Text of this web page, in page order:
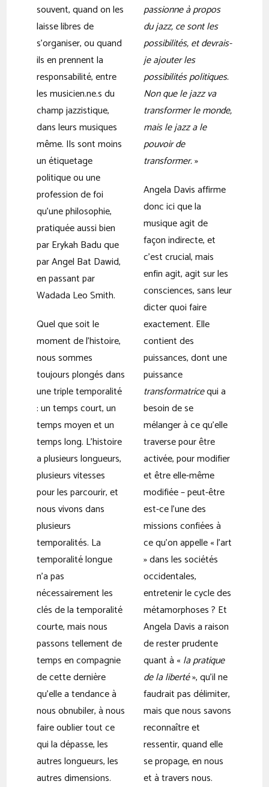
souvent, quand on les
laisse libres de
s’organiser, ou quand
ils en prennent la
responsabilité, entre
les musicien.ne.s du
champ jazzistique,
dans leurs musiques
même. Ils sont moins
un étiquetage
politique ou une
profession de foi
qu’une philosophie,
pratiquée aussi bien
par Erykah Badu que
par Angel Bat Dawid,
en passant par
Wadada Leo Smith.
Quel que soit le
moment de l’histoire,
nous sommes
toujours plongés dans
une triple temporalité
: un temps court, un
temps moyen et un
temps long. L’histoire
a plusieurs longueurs,
plusieurs vitesses
pour les parcourir, et
nous vivons dans
plusieurs
temporalités. La
temporalité longue
n’a pas
nécessairement les
clés de la temporalité
courte, mais nous
passons tellement de
temps en compagnie
de cette dernière
qu’elle a tendance à
nous obnubiler, à nous
faire oublier tout ce
qui la dépasse, les
autres longueurs, les
autres dimensions.
passionne à propos
du jazz, ce sont les
possibilités, et devrais-
je ajouter les
possibilités politiques.
Non que le jazz va
transformer le monde,
mais le jazz a le
pouvoir de
transformer.»
Angela Davis affirme
donc ici que la
musique agit de
façon indirecte, et
c’est crucial, mais
enfin agit, agit sur les
consciences, sans leur
dicter quoi faire
exactement. Elle
contient des
puissances, dont une
puissance
transformatricequi a
besoin de se
mélanger à ce qu’elle
traverse pour être
activée, pour modifier
et être elle-même
modifiée – peut-être
est-ce l’une des
missions confiées à
ce qu’on appelle « l’art
» dans les sociétés
occidentales,
entretenir le cycle des
métamorphoses ? Et
Angela Davis a raison
de rester prudente
quant à « la pratique
de la liberté», qu’il ne
faudrait pas délimiter,
mais que nous savons
reconnaître et
ressentir, quand elle
se propage, en nous
et à travers nous.